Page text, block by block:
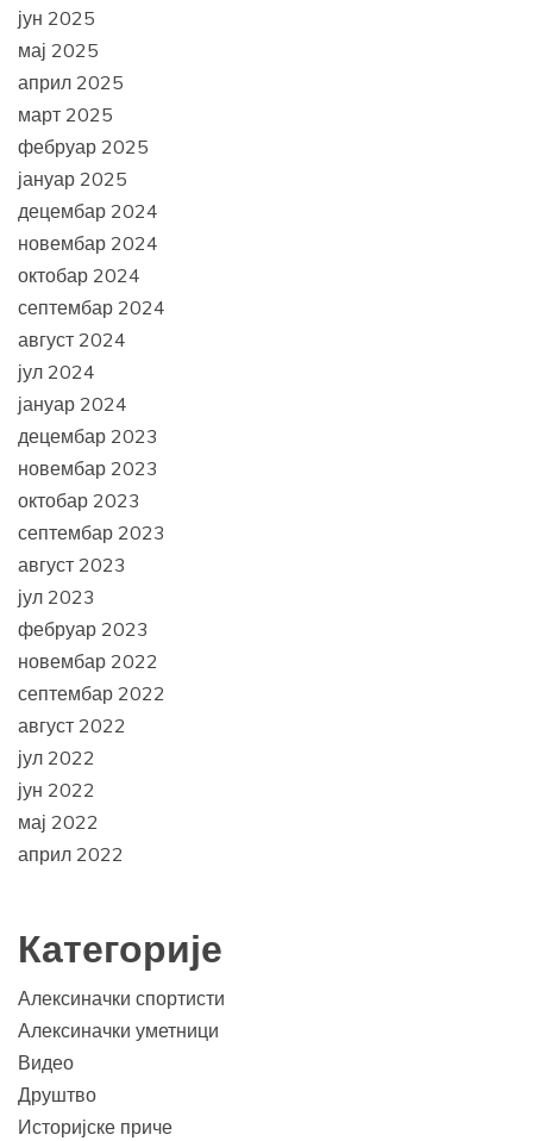
јун 2025
мај 2025
април 2025
март 2025
фебруар 2025
јануар 2025
децембар 2024
новембар 2024
октобар 2024
септембар 2024
август 2024
јул 2024
јануар 2024
децембар 2023
новембар 2023
октобар 2023
септембар 2023
август 2023
јул 2023
фебруар 2023
новембар 2022
септембар 2022
август 2022
јул 2022
јун 2022
мај 2022
април 2022
Категорије
Алексиначки спортисти
Алексиначки уметници
Видео
Друштво
Историјске приче